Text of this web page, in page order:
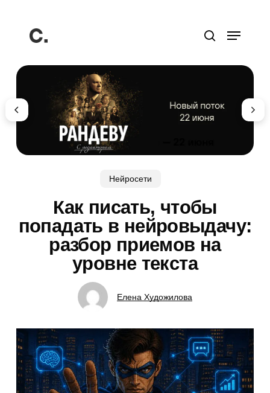
основному
содержанию
поиск
Меню
Нейросети
Как писать, чтобы
попадать в нейровыдачу:
разбор приемов на
уровне текста
Елена Художилова